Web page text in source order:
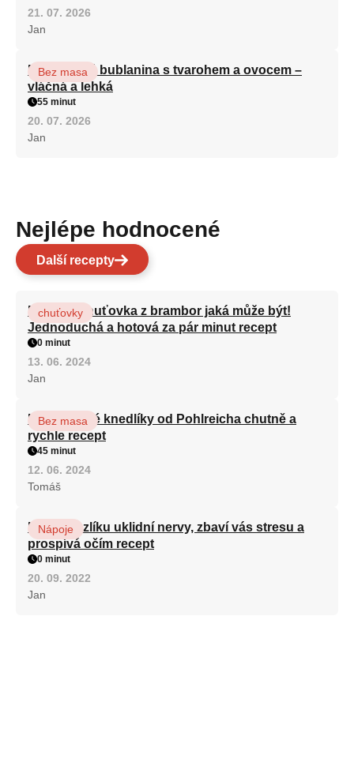
21. 07. 2026
Jan
Nadýchaná bublanina s tvarohem a ovocem –
vláčná a lehká
Bez masa
55 minut
20. 07. 2026
Jan
Nejlépe hodnocené
Další recepty
Nejlepší chuťovka z brambor jaká může být!
Jednoduchá a hotová za pár minut recept
chuťovky
0 minut
13. 06. 2024
Jan
Karlovarské knedlíky od Pohlreicha chutně a
rychle recept
Bez masa
45 minut
12. 06. 2024
Tomáš
Kořen kozlíku uklidní nervy, zbaví vás stresu a
prospívá očím recept
Nápoje
0 minut
20. 09. 2022
Jan